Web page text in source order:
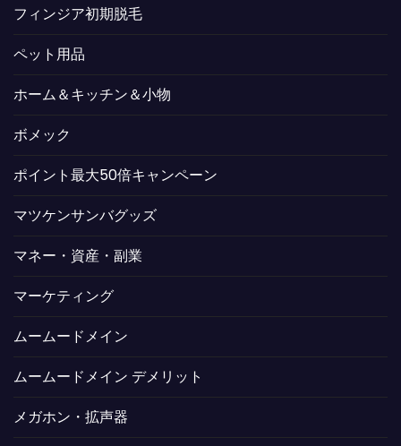
フィンジア初期脱毛
ペット用品
ホーム＆キッチン＆小物
ボメック
ポイント最大50倍キャンペーン
マツケンサンバグッズ
マネー・資産・副業
マーケティング
ムームードメイン
ムームードメイン デメリット
メガホン・拡声器